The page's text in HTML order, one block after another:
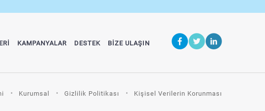
KAMPANYALAR DESTEK BİZE ULAŞIN
Kurumsal Gizlilik Politikası Kişisel Verilerin Korunması